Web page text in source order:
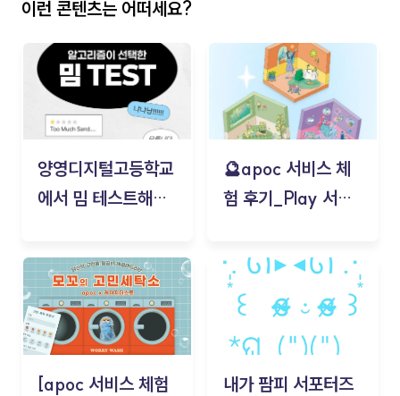
이런 콘텐츠는 어떠세요?
양영디지털고등학교
에서 밈 테스트해보
🔮apoc 서비스 체
험 후기_Play 서비
김태현
[apoc 서비스 체험
내가 팜피 서포터즈